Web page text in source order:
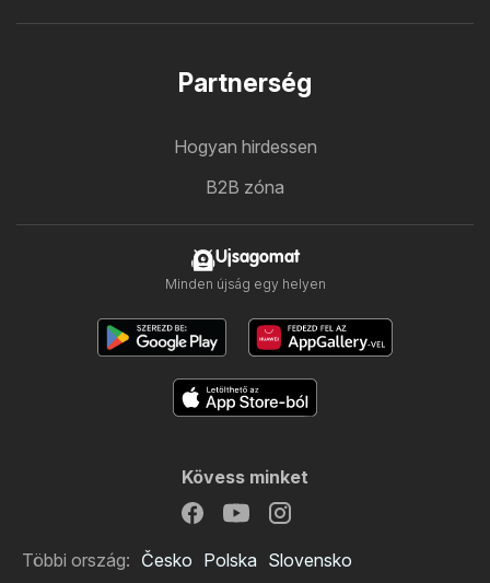
Partnerség
Hogyan hirdessen
B2B zóna
Ujsagomat
Minden újság egy helyen
Kövess minket
Többi ország: Česko Polska Slovensko